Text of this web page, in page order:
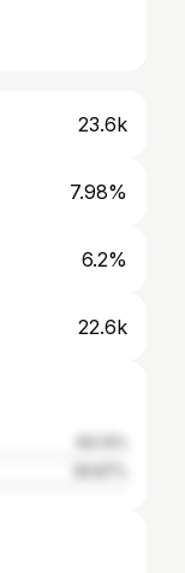
23.6k
7.98%
6.2%
22.6k